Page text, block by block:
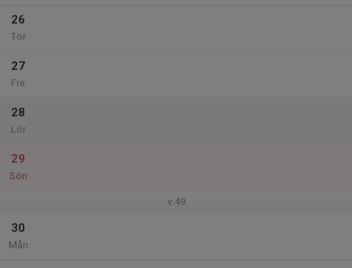
26
Tor
27
Fre
28
Lör
29
Sön
v.49
30
Mån